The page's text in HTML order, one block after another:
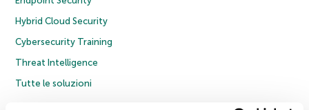
Hybrid Cloud Security
Cybersecurity Training
Threat Intelligence
Tutte le soluzioni